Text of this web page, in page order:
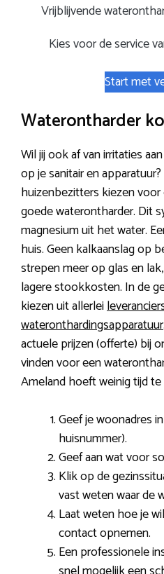
Vrijblijvende
Kies voor de service
Start met
Waterontharder
Wil jij ook af van irritaties
op je sanitair en
huizenbezitters kiezen
goede waterontharder. Dit
magnesium uit het water.
huis. Geen kalkaanslag op
strepen meer op glas en
lagere stookkosten. In de
kiezen uit allerlei
wateronthardingsapparatuur
actuele prijzen (offerte) bij
vinden voor een
Ameland hoeft weinig tijd
Geef je woonadres
huisnummer).
Geef aan wat voor
Klik op de
vast weten waar de
Laat weten hoe je
contact opnemen.
Een professionele